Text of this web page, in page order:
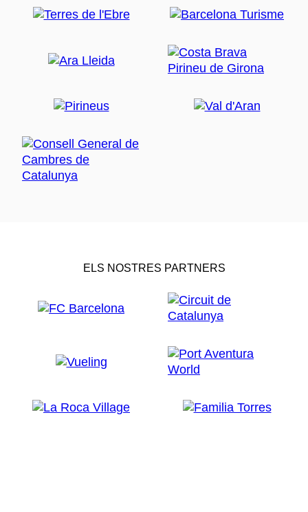
ELS NOSTRES PARTNERS